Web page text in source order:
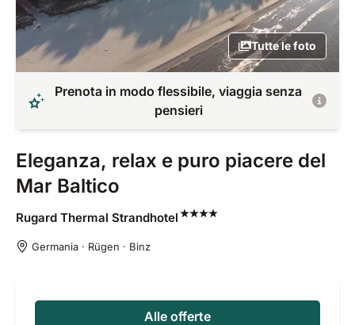
Tutte le foto
Prenota in modo flessibile, viaggia senza
pensieri
Eleganza, relax e puro piacere del
Mar Baltico
Rugard Thermal Strandhotel
Germania · Rügen · Binz
Alle offerte